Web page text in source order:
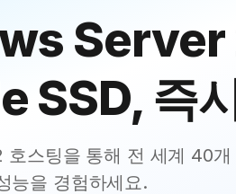
Server
SSD, 즉
스팅을 통해 전 세계 40개
능을 경험하세요.